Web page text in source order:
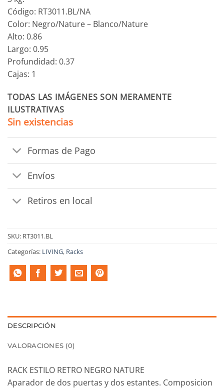
Código: RT3011.BL/NA
Color: Negro/Nature – Blanco/Nature
Alto: 0.86
Largo: 0.95
Profundidad: 0.37
Cajas: 1
TODAS LAS IMÁGENES SON MERAMENTE
ILUSTRATIVAS
Sin existencias
Formas de Pago
Envíos
Retiros en local
SKU: RT3011.BL
Categorías: LIVING, Racks
DESCRIPCIÓN
VALORACIONES (0)
RACK ESTILO RETRO NEGRO NATURE
Aparador de dos puertas y dos estantes. Composicion